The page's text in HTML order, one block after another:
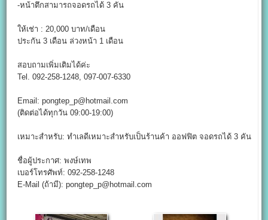
-หน้าตึกสามารถจอดรถได้ 3 คัน
ให้เช่า : 20,000 บาท/เดือน
ประกัน 3 เดือน ล่วงหน้า 1 เดือน
สอบถามเพิ่มเติมได้ค่ะ
Tel. 092-258-1248, 097-007-6330
Email: pongtep_p@hotmail.com
(ติดต่อได้ทุกวัน 09:00-19:00)
เหมาะสำหรับ: ทำเลดีเหมาะสำหรับเป็นร้านค้า ออฟฟิต จอดรถได้ 3 คัน
ชื่อผู้ประกาศ: พงษ์เทพ
เบอร์โทรศัพท์: 092-258-1248
E-Mail (ถ้ามี): pongtep_p@hotmail.com